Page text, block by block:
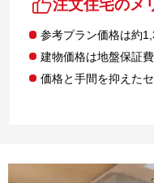
注文住宅のメ
参考プラン価格は約
建物価格は地盤保証
価格と手間を抑えた